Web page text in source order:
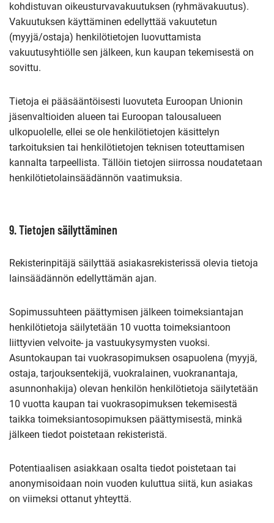
kohdistuvan oikeusturvavakuutuksen (ryhmävakuutus).
Vakuutuksen käyttäminen edellyttää vakuutetun
(myyjä/ostaja) henkilötietojen luovuttamista
vakuutusyhtiölle sen jälkeen, kun kaupan tekemisestä on
sovittu.
Tietoja ei pääsääntöisesti luovuteta Euroopan Unionin
jäsenvaltioiden alueen tai Euroopan talousalueen
ulkopuolelle, ellei se ole henkilötietojen käsittelyn
tarkoituksien tai henkilötietojen teknisen toteuttamisen
kannalta tarpeellista. Tällöin tietojen siirrossa noudatetaan
henkilötietolainsäädännön vaatimuksia.
9. Tietojen säilyttäminen
Rekisterinpitäjä säilyttää asiakasrekisterissä olevia tietoja
lainsäädännön edellyttämän ajan.
Sopimussuhteen päättymisen jälkeen toimeksiantajan
henkilötietoja säilytetään 10 vuotta toimeksiantoon
liittyvien velvoite- ja vastuukysymysten vuoksi.
Asuntokaupan tai vuokrasopimuksen osapuolena (myyjä,
ostaja, tarjouksentekijä, vuokralainen, vuokranantaja,
asunnonhakija) olevan henkilön henkilötietoja säilytetään
10 vuotta kaupan tai vuokrasopimuksen tekemisestä
taikka toimeksiantosopimuksen päättymisestä, minkä
jälkeen tiedot poistetaan rekisteristä.
Potentiaalisen asiakkaan osalta tiedot poistetaan tai
anonymisoidaan noin vuoden kuluttua siitä, kun asiakas
on viimeksi ottanut yhteyttä.